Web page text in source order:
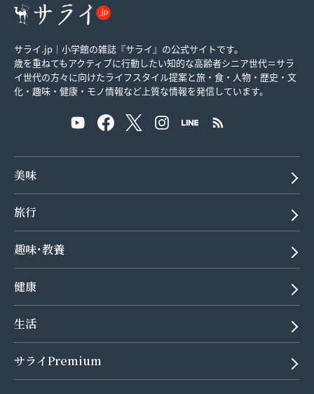
サライ.jp｜小学館の雑誌『サライ』の公式サイトです。
歳を重ねてもアクティブに行動したい知的な高齢者シニア世代＝サラ
イ世代の方々に向けたライフスタイル提案と旅・食・人物・歴史・文
化・趣味・健康・モノ情報など上質な情報を発信しています。
美味
旅行
趣味･教養
健康
生活
サライPremium